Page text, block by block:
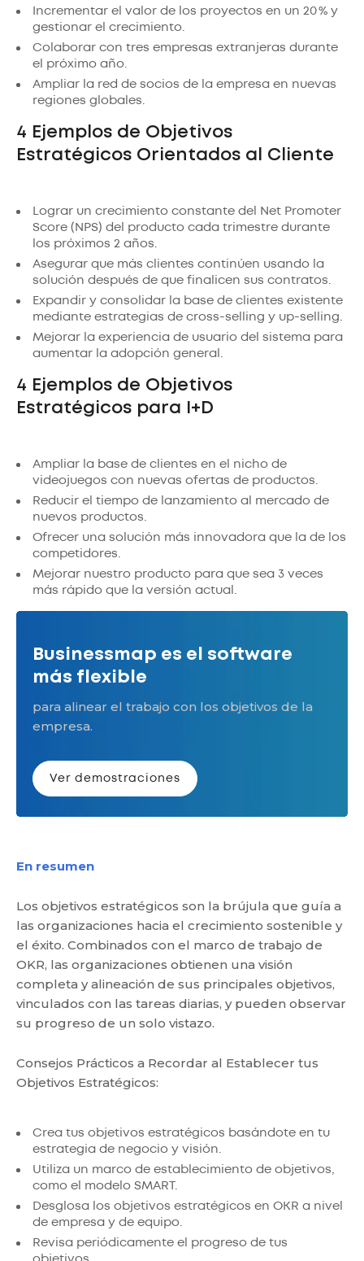
Incrementar el valor de los proyectos en un 20 % y
gestionar el crecimiento.
Colaborar con tres empresas extranjeras durante
el próximo año.
Ampliar la red de socios de la empresa en nuevas
regiones globales.
4 Ejemplos de Objetivos
Estratégicos Orientados al Cliente
Lograr un crecimiento constante del Net Promoter
Score (NPS) del producto cada trimestre durante
los próximos 2 años.
Asegurar que más clientes continúen usando la
solución después de que finalicen sus contratos.
Expandir y consolidar la base de clientes existente
mediante estrategias de cross-selling y up-selling.
Mejorar la experiencia de usuario del sistema para
aumentar la adopción general.
4 Ejemplos de Objetivos
Estratégicos para I+D
Ampliar la base de clientes en el nicho de
videojuegos con nuevas ofertas de productos.
Reducir el tiempo de lanzamiento al mercado de
nuevos productos.
Ofrecer una solución más innovadora que la de los
competidores.
Mejorar nuestro producto para que sea 3 veces
más rápido que la versión actual.
Businessmap es el software
más flexible
para alinear el trabajo con los objetivos de la
empresa.
Ver demostraciones
En resumen
Los objetivos estratégicos son la brújula que guía a
las organizaciones hacia el crecimiento sostenible y
el éxito. Combinados con el marco de trabajo de
OKR, las organizaciones obtienen una visión
completa y alineación de sus principales objetivos,
vinculados con las tareas diarias, y pueden observar
su progreso de un solo vistazo.
Consejos Prácticos a Recordar al Establecer tus
Objetivos Estratégicos:
Crea tus objetivos estratégicos basándote en tu
estrategia de negocio y visión.
Utiliza un marco de establecimiento de objetivos,
como el modelo SMART.
Desglosa los objetivos estratégicos en OKR a nivel
de empresa y de equipo.
Revisa periódicamente el progreso de tus